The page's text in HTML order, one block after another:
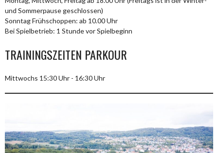
und Sommerpause geschlossen)
Sonntag Frühschoppen: ab 10.00 Uhr
Bei Spielbetrieb: 1 Stunde vor Spielbeginn
TRAININGSZEITEN PARKOUR
Mittwochs 15:30 Uhr - 16:30 Uhr